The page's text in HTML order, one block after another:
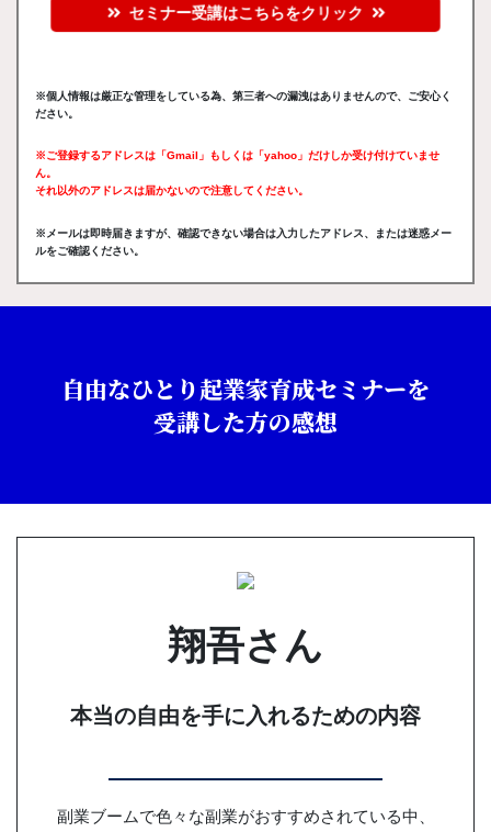
セミナー受講はこちらをクリック
※個人情報は厳正な管理をしている為、第三者への漏洩はありませんので、ご安心く
ださい。
※ご登録するアドレスは「Gmail」もしくは「yahoo」だけしか受け付けていませ
ん。
それ以外のアドレスは届かないので注意してください。
※メールは即時届きますが、確認できない場合は入力したアドレス、または迷惑メー
ルをご確認ください。
自由なひとり起業家育成セミナーを
受講した方の感想
翔吾さん
本当の自由を手に入れるための内容
副業ブームで色々な副業がおすすめされている中、